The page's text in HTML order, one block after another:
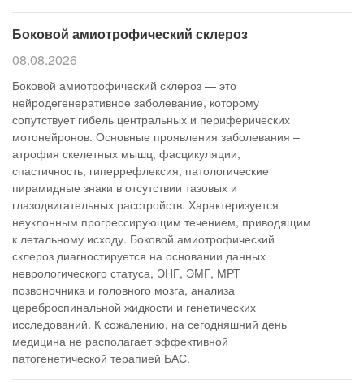
Боковой амиотрофический склероз
08.08.2026
Боковой амиотрофический склероз — это
нейродегенеративное заболевание, которому
сопутствует гибель центральных и периферических
мотонейронов. Основные проявления заболевания –
атрофия скелетных мышц, фасцикуляции,
спастичность, гиперрефлексия, патологические
пирамидные знаки в отсутствии тазовых и
глазодвигательных расстройств. Характеризуется
неуклонным прогрессирующим течением, приводящим
к летальному исходу. Боковой амиотрофический
склероз диагностируется на основании данных
неврологического статуса, ЭНГ, ЭМГ, МРТ
позвоночника и головного мозга, анализа
цереброспинальной жидкости и генетических
исследований. К сожалению, на сегодняшний день
медицина не располагает эффективной
патогенетической терапией БАС.